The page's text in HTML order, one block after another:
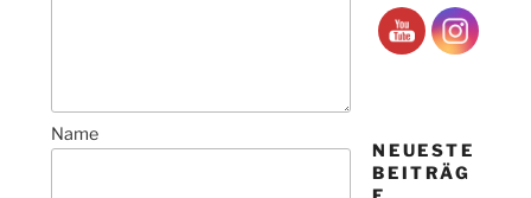
Name
NEUESTE
BEITRÄG